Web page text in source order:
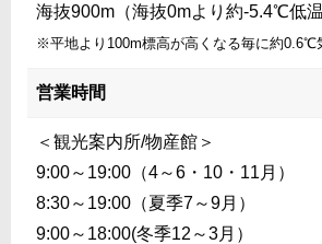
海抜900m（海抜0mより約-5.4℃低温
※平地より100m標高が高くなる毎に約0.6℃
営業時間
＜観光案内所/物産館＞
9:00～19:00（4～6・10・11月）
8:30～19:00（夏季7～9月）
9:00～18:00(冬季12～3月）